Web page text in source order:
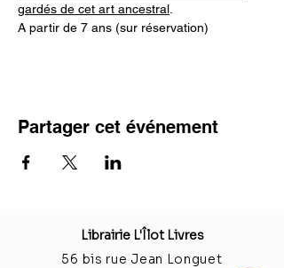
gardés de cet art ancestral
A partir de 7 ans (sur réservation)
Partager cet événement
Librairie L'Îlot Livres
56 bis rue Jean Longuet